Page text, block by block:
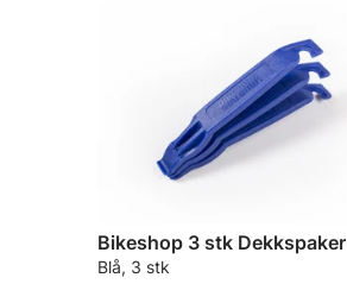
Bikeshop 3 stk Dekkspaker
Blå, 3 stk